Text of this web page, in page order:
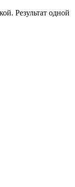
Результат одной